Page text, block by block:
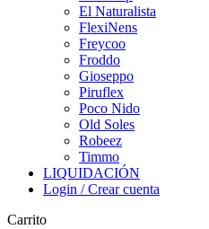
El Naturalista
FlexiNens
Freycoo
Froddo
Gioseppo
Piruflex
Poco Nido
Old Soles
Robeez
Timmo
LIQUIDACIÓN
Login / Crear cuenta
Carrito